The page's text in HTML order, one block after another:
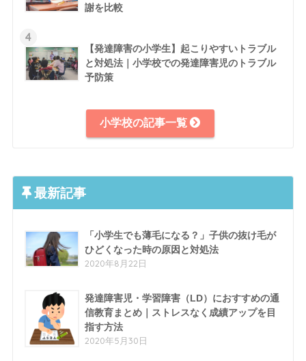
謝を比較
4
【発達障害の小学生】起こりやすいトラブル
と対処法｜小学校での発達障害児のトラブル
予防策
小学校の記事一覧
最新記事
「小学生でも薄毛になる？」子供の抜け毛が
ひどくなった時の原因と対処法
2020年8月22日
発達障害児・学習障害（LD）におすすめの通
信教育まとめ｜ストレスなく成績アップを目
指す方法
2020年5月30日